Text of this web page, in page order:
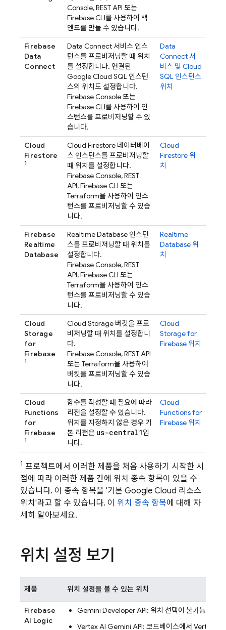
Console, REST API 또는
FirebaseCLI를 사용하여 백
엔드를 만들 수 있습니다.
Firebase
Data
Connect
Data Connect서비스 인스
턴스를 프로비저닝할 때 위치
를 설정합니다. 연결된
Google Cloud SQL 인스턴
스의 위치도 설정합니다.
FirebaseConsole 또는
FirebaseCLI를 사용하여 인
스턴스를 프로비저닝할 수 있
습니다.
Data
Connect서
비스 및 Cloud
SQL 인스턴스
위치
Cloud
Firestore
1
Cloud Firestore 데이터베이
스 인스턴스를 프로비저닝할
때 위치를 설정합니다.
FirebaseConsole, REST
API,FirebaseCLI 또는
Terraform을 사용하여 인스
턴스를 프로비저닝할 수 있습
니다.
Cloud
Firestore 위
치
Firebase
Realtime
Database
Realtime Database 인스턴
스를 프로비저닝할 때 위치를
설정합니다.
FirebaseConsole, REST
API,FirebaseCLI 또는
Terraform을 사용하여 인스
턴스를 프로비저닝할 수 있습
니다.
Realtime
Database 위
치
Cloud
Storage
for
Firebase
1
Cloud Storage 버킷을 프로
비저닝할 때 위치를 설정합니
다.
FirebaseConsole, REST API
또는 Terraform을 사용하여
버킷을 프로비저닝할 수 있습
니다.
Cloud
Storage for
Firebase 위치
Cloud
Functions
for
Firebase
1
함수를 작성할 때 필요에 따라
리전을 설정할 수 있습니다.
위치를 지정하지 않은 경우 기
본 리전은 us-central1입
니다.
Cloud
Functions for
Firebase 위치
1 프로젝트에서 이러한 제품을 처음 사용하기 시작한 시
점에 따라 이러한 제품 간에 위치 종속 항목이 있을 수
있습니다. 이 종속 항목을 '기본 Google Cloud 리소스
위치'라고 할 수 있습니다. 이 위치 종속 항목에 대해 자
세히 알아보세요.
위치 설정 보기
제품 위치 설정을 볼 수 있는 위치
Firebase
AI Logic
Gemini Developer API: 위치 선택이 불가능하며
Vertex AI Gemini API: 코드베이스에서 Vertex AI